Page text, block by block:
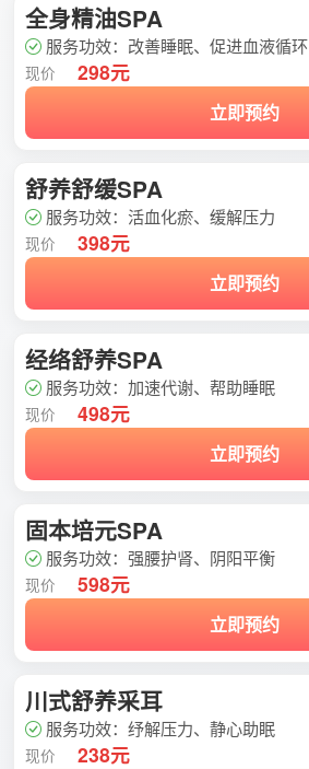
全身精油SPA
服务功效：改善睡眠、促进血液循环
现价 298元
立即预约
舒养舒缓SPA
服务功效：活血化瘀、缓解压力
现价 398元
立即预约
经络舒养SPA
服务功效：加速代谢、帮助睡眠
现价 498元
立即预约
固本培元SPA
服务功效：强腰护肾、阴阳平衡
现价 598元
立即预约
川式舒养采耳
服务功效：纾解压力、静心助眠
现价 238元